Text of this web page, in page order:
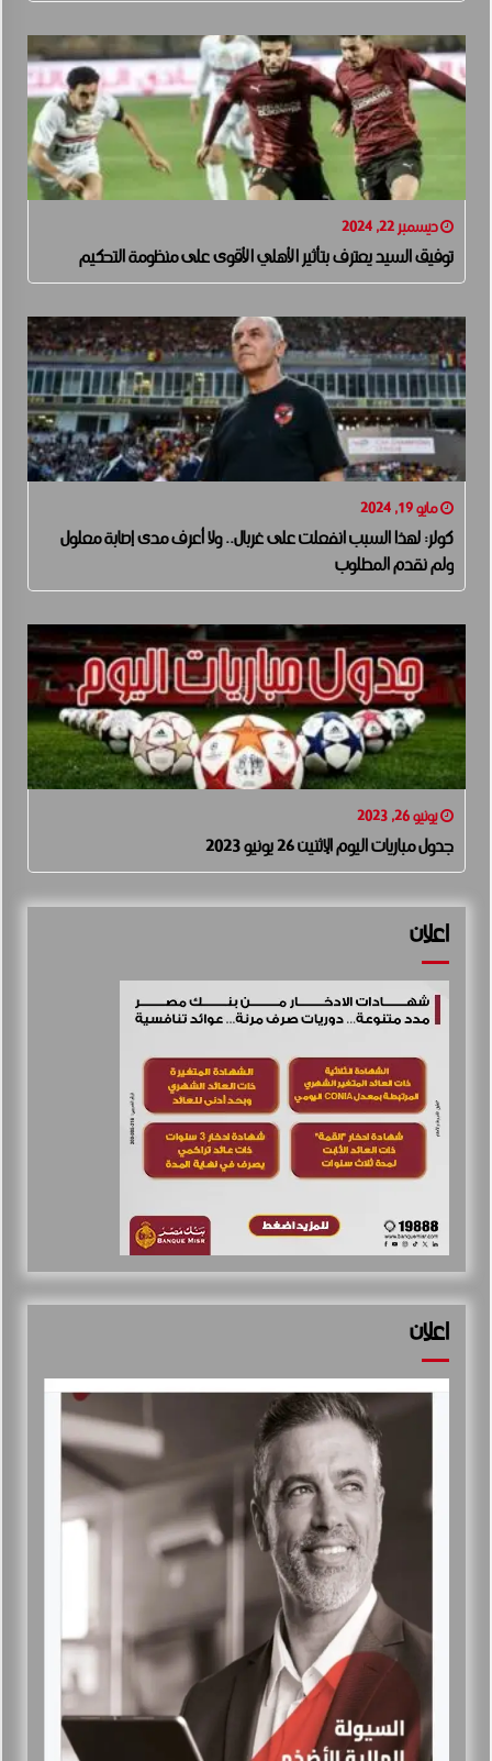
ديسمبر 22, 2024
توفيق السيد يعترف بتأثير الأهلي الأقوى على منظومة التحكيم
مايو 19, 2024
كولر: لهذا السبب انفعلت على غربال.. ولا أعرف مدى إصابة معلول
ولم نقدم المطلوب
يونيو 26, 2023
جدول مباريات اليوم الإثنين 26 يونيو 2023
اعلان
اعلان